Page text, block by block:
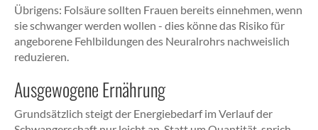
Übrigens: Folsäure sollten Frauen bereits einnehmen, wenn
sie schwanger werden wollen - dies könne das Risiko für
angeborene Fehlbildungen des Neuralrohrs nachweislich
reduzieren.
Ausgewogene Ernährung
Grundsätzlich steigt der Energiebedarf im Verlauf der